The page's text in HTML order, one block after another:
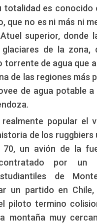
totalidad es conocido
que no es ni más ni
superior, donde
de la zona,
torrente de agua que
de las regiones más
de agua potable
popular el
de los ruggbiers
70, un avión de la
contratado por un
de
un partido en
piloto termino
montaña muy